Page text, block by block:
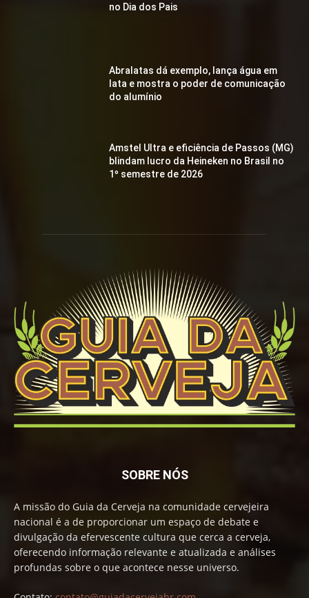
no Dia dos Pais
Abralatas dá exemplo, lança água em
lata e mostra o poder de comunicação
do alumínio
Amstel Ultra e eficiência de Passos (MG)
blindam lucro da Heineken no Brasil no
1º semestre de 2026
SOBRE NÓS
A missão do Guia da Cerveja na comunidade cervejeira
nacional é a de proporcionar um espaço de debate e
divulgação da efervescente cultura que cerca a cerveja,
oferecendo informação relevante e atualizada e análises
profundas sobre o que acontece nesse universo.